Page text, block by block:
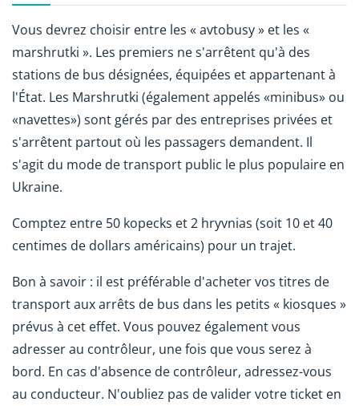
Vous devrez choisir entre les « avtobusy » et les «
marshrutki ». Les premiers ne s'arrêtent qu'à des
stations de bus désignées, équipées et appartenant à
l'État. Les Marshrutki (également appelés «minibus» ou
«navettes») sont gérés par des entreprises privées et
s'arrêtent partout où les passagers demandent. Il
s'agit du mode de transport public le plus populaire en
Ukraine.
Comptez entre 50 kopecks et 2 hryvnias (soit 10 et 40
centimes de dollars américains) pour un trajet.
Bon à savoir : il est préférable d'acheter vos titres de
transport aux arrêts de bus dans les petits « kiosques »
prévus à cet effet. Vous pouvez également vous
adresser au contrôleur, une fois que vous serez à
bord. En cas d'absence de contrôleur, adressez-vous
au conducteur. N'oubliez pas de valider votre ticket en